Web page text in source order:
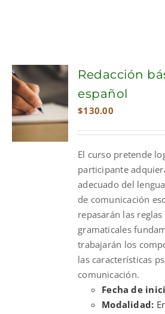
ADD TO
CART
Redacción
español
$130.00
El curso pretende
participante
adecuado del
de comunicación
repasarán las
gramaticales
trabajarán los
las características
comunicación.
Fecha de
Modalidad: